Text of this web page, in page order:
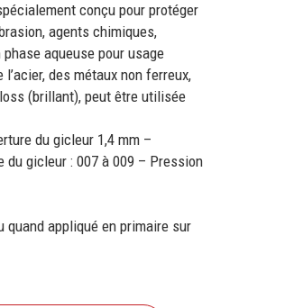
conçu pour protéger
agents chimiques,
aqueuse pour usage
des métaux non ferreux,
(brillant), peut être utilisée
du gicleur 1,4 mm –
du gicleur : 007 à 009 – Pression
quand appliqué en primaire sur